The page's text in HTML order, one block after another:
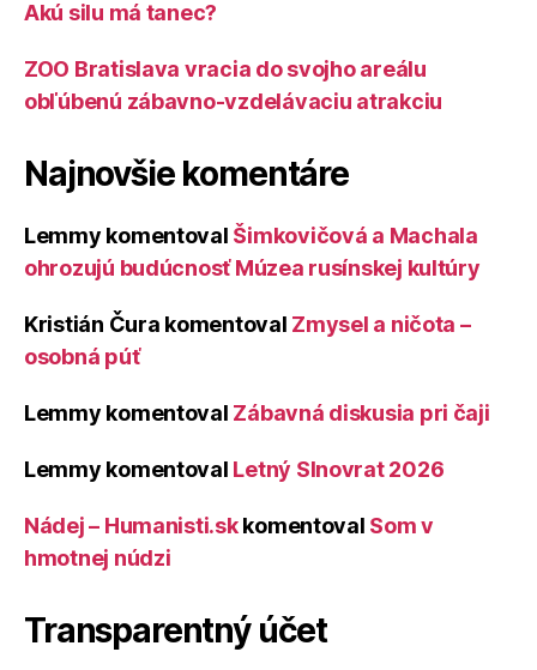
Akú silu má tanec?
ZOO Bratislava vracia do svojho areálu
obľúbenú zábavno-vzdelávaciu atrakciu
Najnovšie komentáre
Lemmy komentoval Šimkovičová a Machala
ohrozujú budúcnosť Múzea rusínskej kultúry
Kristián Čura komentoval Zmysel a ničota –
osobná púť
Lemmy komentoval Zábavná diskusia pri čaji
Lemmy komentoval Letný Slnovrat 2026
Nádej – Humanisti.skkomentoval Som v
hmotnej núdzi
Transparentný účet